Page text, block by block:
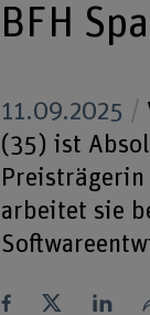
BFH
11.09.2025
(35) ist
Preisträgerin
arbeitet sie